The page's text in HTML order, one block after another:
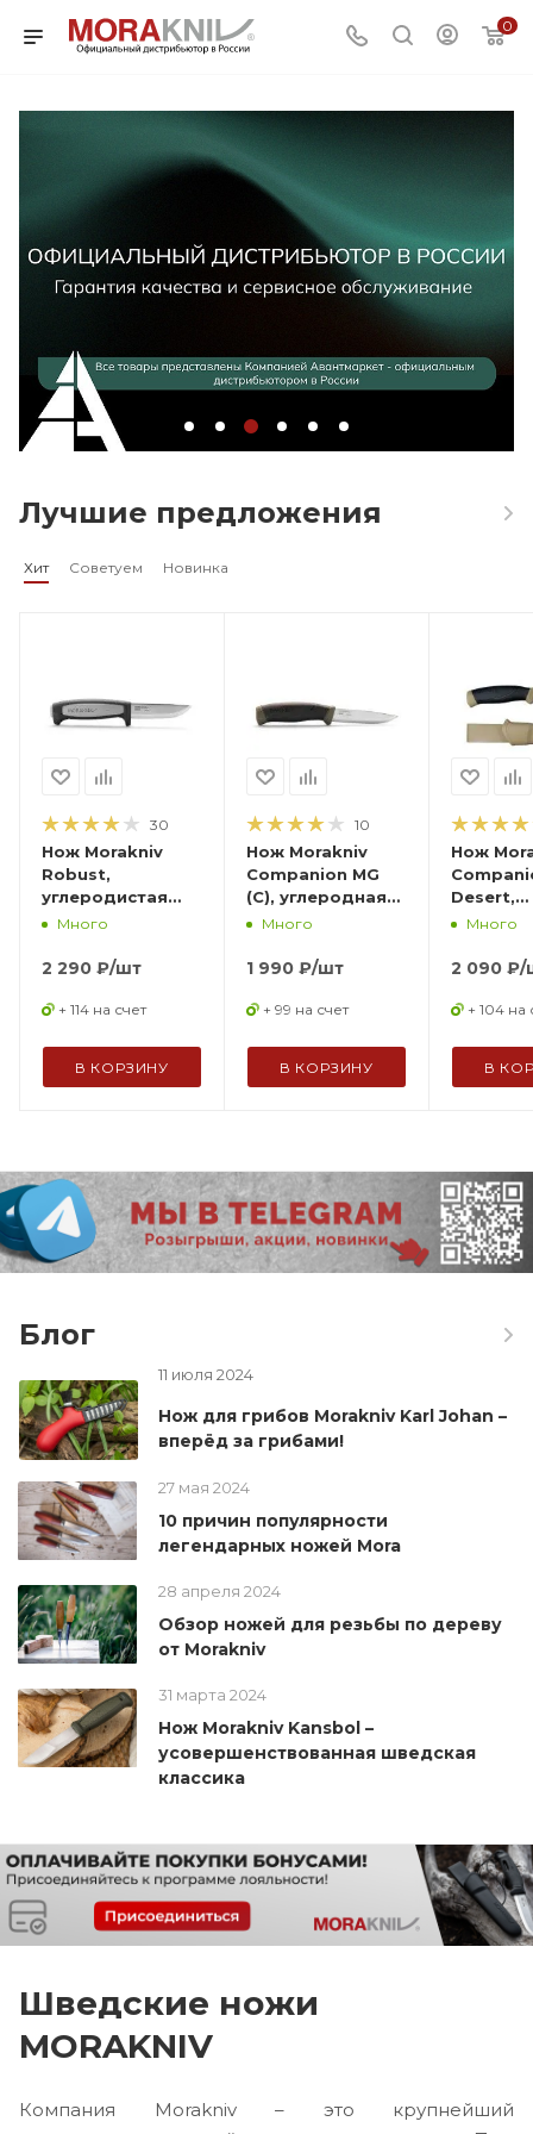
0
Лучшие предложения
Хит Советуем Новинка
30
Нож Morakniv
Robust,
углеродистая
сталь,
ручка, 12249
Много
2 290 ₽/шт
+ 114 на счет
В КОРЗИНУ
10
Нож Morakniv
Companion MG
(C), углеродная
сталь, цвет хаки,
Много
1 990 ₽/шт
+ 99 на счет
В КОРЗИНУ
Нож
Desert,
Много
2 090 ₽/
+ 104 на
В
Блог
11 июля 2024
Нож для грибов Morakniv Karl Johan –
вперёд за грибами!
27 мая 2024
10 причин популярности
легендарных ножей Mora
28 апреля 2024
Обзор ножей для резьбы по дереву
от Morakniv
31 марта 2024
Нож Morakniv Kansbol –
усовершенствованная шведская
классика
Шведские ножи
MORAKNIV
Компания Morakniv – это крупнейший